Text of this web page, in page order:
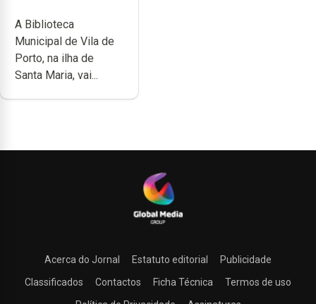
Biblioteca de Vila
do Porto
A Biblioteca
Municipal de Vila de
Porto, na ilha de
Santa Maria, vai...
Acerca do Jornal Estatuto editorial
Publicidade
Classificados
Contactos Ficha Técnica
Termos de uso